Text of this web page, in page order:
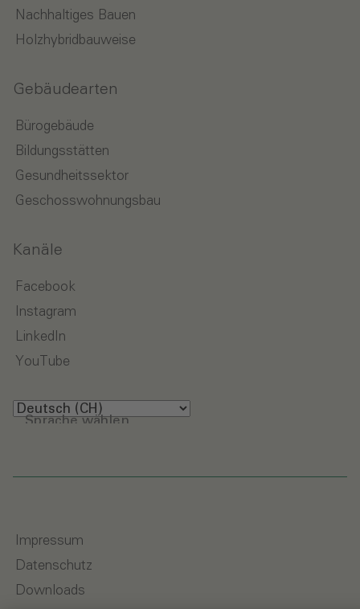
Nachhaltiges Bauen
Holzhybridbauweise
Gebäudearten
Bürogebäude
Bildungsstätten
Gesundheitssektor
Geschosswohnungsbau
Kanäle
Facebook
Instagram
LinkedIn
YouTube
Sprache wählen
Impressum
Datenschutz
Downloads